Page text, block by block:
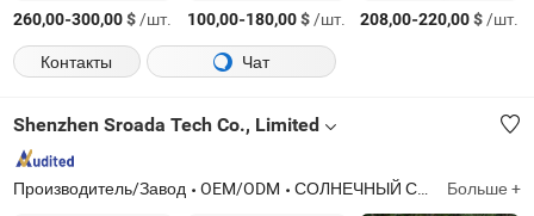
260,00-300,00$/шт. 100,00-180,00$/шт. 208,00-220,00$/шт.
Контакты
Чат
Shenzhen Sroada Tech Co., Limited
Производитель/Завод OEM/ODM СОЛНЕЧНЫЙ СВЕТОДИОДНЫЙ СВЕТ Больше +